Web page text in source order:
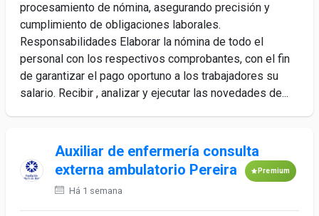
procesamiento de nómina, asegurando precisión y
cumplimiento de obligaciones laborales.
Responsabilidades Elaborar la nómina de todo el
personal con los respectivos comprobantes, con el fin
de garantizar el pago oportuno a los trabajadores su
salario. Recibir , analizar y ejecutar las novedades de...
Auxiliar de enfermería consulta
externa ambulatorio Pereira
Premium
Há 1 semana